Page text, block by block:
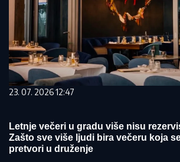
23. 07. 2026 12:47
Letnje večeri u gradu više nisu
Zašto sve više ljudi bira večeru koja
pretvori u druženje